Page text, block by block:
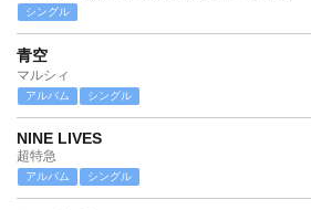
シングル
青空
マルシィ
アルバム シングル
NINE LIVES
超特急
アルバム シングル